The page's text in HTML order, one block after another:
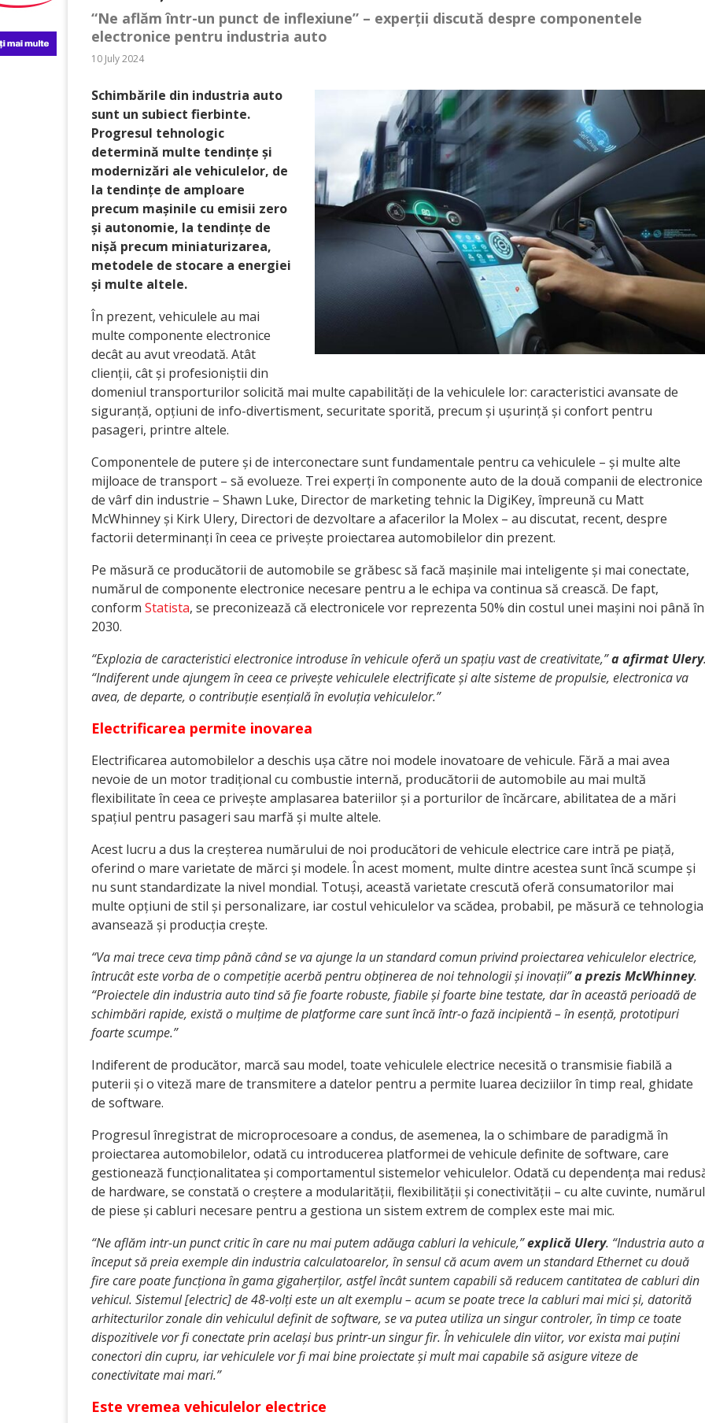
“Ne aflăm într-un punct de inflexiune” – experții discută despre componentele
electronice pentru industria auto
10 July 2024
Schimbările din industria auto
sunt un subiect fierbinte.
Progresul tehnologic
determină multe tendințe și
modernizări ale vehiculelor, de
la tendințe de amploare
precum mașinile cu emisii zero
și autonomie, la tendințe de
nișă precum miniaturizarea,
metodele de stocare a energiei
și multe altele.
În prezent, vehiculele au mai
multe componente electronice
decât au avut vreodată. Atât
clienții, cât și profesioniștii din
domeniul transporturilor solicită mai multe capabilități de la vehiculele lor: caracteristici avansate de
siguranță, opțiuni de info-divertisment, securitate sporită, precum și ușurință și confort pentru
pasageri, printre altele.
Componentele de putere și de interconectare sunt fundamentale pentru ca vehiculele – și multe alte
mijloace de transport – să evolueze. Trei experți în componente auto de la două companii de electronice
de vârf din industrie – Shawn Luke, Director de marketing tehnic la DigiKey, împreună cu Matt
McWhinney și Kirk Ulery, Directori de dezvoltare a afacerilor la Molex – au discutat, recent, despre
factorii determinanți în ceea ce privește proiectarea automobilelor din prezent.
Pe măsură ce producătorii de automobile se grăbesc să facă mașinile mai inteligente și mai conectate,
numărul de componente electronice necesare pentru a le echipa va continua să crească. De fapt,
conform Statista, se preconizează că electronicele vor reprezenta 50% din costul unei mașini noi până în
2030.
“Explozia de caracteristici electronice introduse în vehicule oferă un spațiu vast de creativitate,”a afirmat Ulery
“Indiferent unde ajungem în ceea ce privește vehiculele electrificate și alte sisteme de propulsie, electronica va
avea, de departe, o contribuție esențială în evoluția vehiculelor.”
Electrificarea permite inovarea
Electrificarea automobilelor a deschis ușa către noi modele inovatoare de vehicule. Fără a mai avea
nevoie de un motor tradițional cu combustie internă, producătorii de automobile au mai multă
flexibilitate în ceea ce privește amplasarea bateriilor și a porturilor de încărcare, abilitatea de a mări
spațiul pentru pasageri sau marfă și multe altele.
Acest lucru a dus la creșterea numărului de noi producători de vehicule electrice care intră pe piață,
oferind o mare varietate de mărci și modele. În acest moment, multe dintre acestea sunt încă scumpe și
nu sunt standardizate la nivel mondial. Totuși, această varietate crescută oferă consumatorilor mai
multe opțiuni de stil și personalizare, iar costul vehiculelor va scădea, probabil, pe măsură ce tehnologia
avansează și producția crește.
“Va mai trece ceva timp până când se va ajunge la un standard comun privind proiectarea vehiculelor electrice,
întrucât este vorba de o competiție acerbă pentru obținerea de noi tehnologii și inovații”a prezis McWhinney.
“Proiectele din industria auto tind să fie foarte robuste, fiabile și foarte bine testate, dar în această perioadă de
schimbări rapide, există o mulțime de platforme care sunt încă într-o fază incipientă – în esență, prototipuri
foarte scumpe.”
Indiferent de producător, marcă sau model, toate vehiculele electrice necesită o transmisie fiabilă a
puterii și o viteză mare de transmitere a datelor pentru a permite luarea deciziilor în timp real, ghidate
de software.
Progresul înregistrat de microprocesoare a condus, de asemenea, la o schimbare de paradigmă în
proiectarea automobilelor, odată cu introducerea platformei de vehicule definite de software, care
gestionează funcționalitatea și comportamentul sistemelor vehiculelor. Odată cu dependența mai
de hardware, se constată o creștere a modularității, flexibilității și conectivității – cu alte cuvinte, numărul
de piese și cabluri necesare pentru a gestiona un sistem extrem de complex este mai mic.
“Ne aflăm intr-un punct critic în care nu mai putem adăuga cabluri la vehicule,”explică Ulery. “Industria auto a
început să preia exemple din industria calculatoarelor, în sensul că acum avem un standard Ethernet cu două
fire care poate funcționa în gama gigaherților, astfel încât suntem capabili să reducem cantitatea de cabluri din
vehicul. Sistemul [electric] de 48-volți este un alt exemplu – acum se poate trece la cabluri mai mici și, datorită
arhitecturilor zonale din vehiculul definit de software, se va putea utiliza un singur controler, în timp ce toate
dispozitivele vor fi conectate prin același bus printr-un singur fir. În vehiculele din viitor, vor exista mai puțini
conectori din cupru, iar vehiculele vor fi mai bine proiectate și mult mai capabile să asigure viteze de
conectivitate mai mari.”
Este vremea vehiculelor electrice